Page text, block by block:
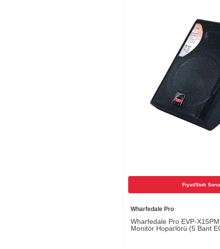
Fiyat/Stok
Wharfedale Pro
Wharfedale Pro EVP-
Monitör Hoparlörü (5 Bant